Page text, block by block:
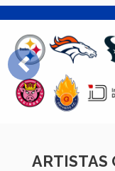
Previous
ARTISTAS